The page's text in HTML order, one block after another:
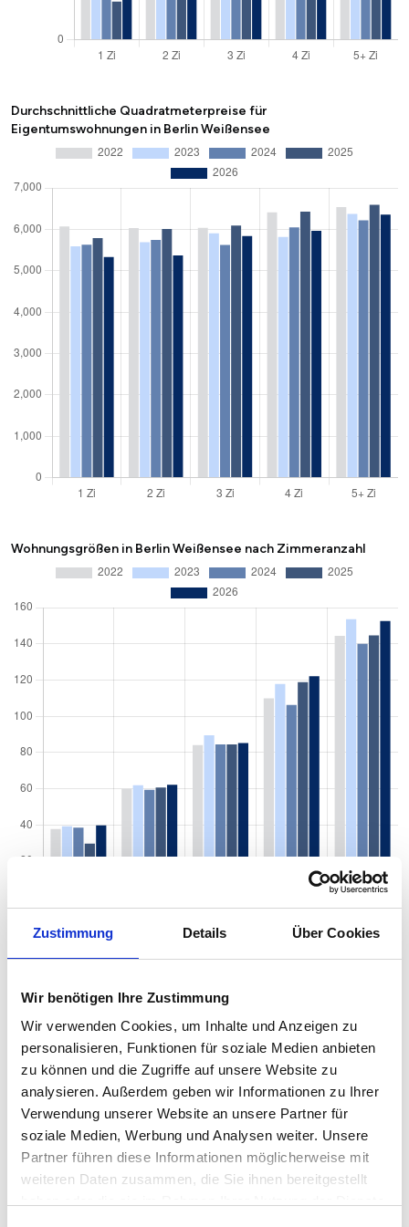
Zustimmung Details Über Cookies
Wir benötigen Ihre Zustimmung
Wir verwenden Cookies, um Inhalte und Anzeigen zu
personalisieren, Funktionen für soziale Medien anbieten
zu können und die Zugriffe auf unsere Website zu
analysieren. Außerdem geben wir Informationen zu Ihrer
Verwendung unserer Website an unsere Partner für
soziale Medien, Werbung und Analysen weiter. Unsere
Partner führen diese Informationen möglicherweise mit
weiteren Daten zusammen, die Sie ihnen bereitgestellt
Durchschnittliche Quadratmeterpreise für
Eigentumswohnungen in Berlin Weißensee
Wohnungsgrößen in Berlin Weißensee nach Zimmeranzahl
Quadratmeterpreise in Berlin Weißensee für
Wohnungspreise /m2 2024 2025 2026
Sonstige 5.626 € 6.237 € 5.751 €
Erdgeschosswohnung 5.719 € 5.886 € 5.498 €
Souterrain 5.003 € 5.114 € 5.039 €
-